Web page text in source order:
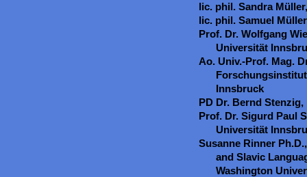
lic. phil. Sandra
lic. phil. Samuel
Prof. Dr. Wolfgang
Universität
Ao. Univ.-Prof. Mag.
Innsbruck
PD Dr. Bernd Stenzig,
Prof. Dr. Sigurd Paul
Universität
Susanne Rinner
and Slavic
Washington